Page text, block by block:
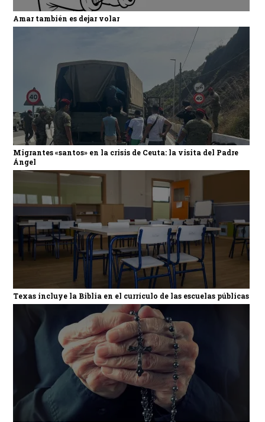
Amar también es dejar volar
Migrantes «santos» en la crisis de Ceuta: la visita del Padre
Ángel
Texas incluye la Biblia en el currículo de las escuelas públicas